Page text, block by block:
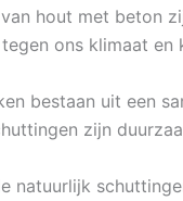
hout met beton
ons klimaat
bestaan uit een
zijn
natuurlijk